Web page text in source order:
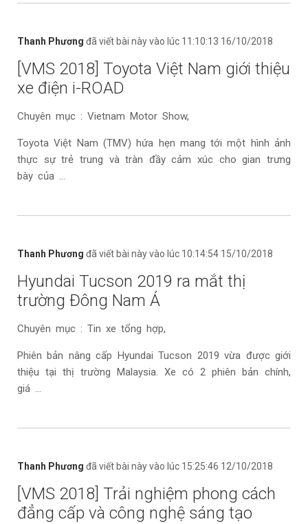
Thanh Phương đã viết bài này vào lúc 11:10:13 16/10/2018
[VMS 2018] Toyota Việt Nam giới thiệu
xe điện i-ROAD
Chuyên mục : Vietnam Motor Show,
Toyota Việt Nam (TMV) hứa hẹn mang tới một hình ảnh
thực sự trẻ trung và tràn đầy cảm xúc cho gian trưng
bày của ...
Thanh Phương đã viết bài này vào lúc 10:14:54 15/10/2018
Hyundai Tucson 2019 ra mắt thị
trường Đông Nam Á
Chuyên mục : Tin xe tổng hợp,
Phiên bản nâng cấp Hyundai Tucson 2019 vừa được giới
thiệu tại thị trường Malaysia. Xe có 2 phiên bản chính,
giá ...
Thanh Phương đã viết bài này vào lúc 15:25:46 12/10/2018
[VMS 2018] Trải nghiệm phong cách
đẳng cấp và công nghệ sáng tạo